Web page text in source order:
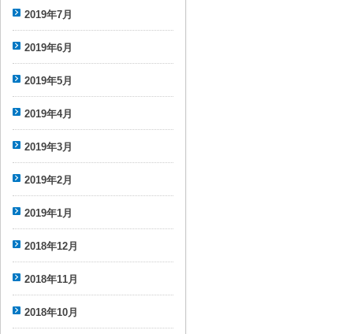
2019年7月
2019年6月
2019年5月
2019年4月
2019年3月
2019年2月
2019年1月
2018年12月
2018年11月
2018年10月